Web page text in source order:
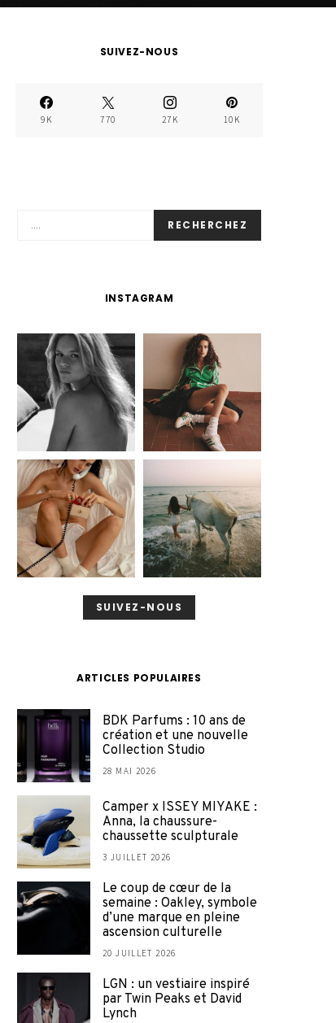
SUIVEZ-NOUS
9K 770 27K 10K
RECHERCHEZ
INSTAGRAM
SUIVEZ-NOUS
ARTICLES POPULAIRES
BDK Parfums : 10 ans de
création et une nouvelle
Collection Studio
28 MAI 2026
Camper x ISSEY MIYAKE :
Anna, la chaussure-
chaussette sculpturale
3 JUILLET 2026
Le coup de cœur de la
semaine : Oakley, symbole
d’une marque en pleine
ascension culturelle
20 JUILLET 2026
LGN : un vestiaire inspiré
par Twin Peaks et David
Lynch